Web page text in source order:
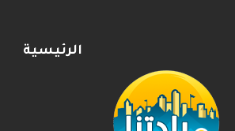
الرئيسية
2026-08-08 شريط الأخبار